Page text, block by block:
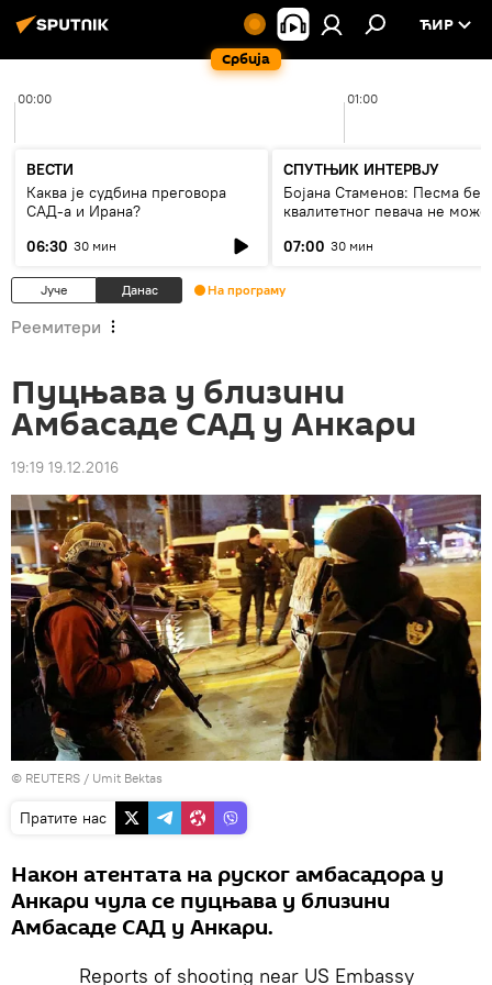
Србија
ЋИР
00:00 01:00
ВЕСТИ
Каква је судбина преговора
САД-а и Ирана?
06:30 30 мин
СПУТЊИК ИНТЕРВЈУ
Бојана Стаменов: Песма без
квалитетног певача не може
07:00 30 мин
Јуче Данас На програму
Реемитери
Пуцњава у близини
Амбасаде САД у Анкари
19:19 19.12.2016
© REUTERS / Umit Bektas
Пратите нас
Након атентата на руског амбасадора у
Анкари чула се пуцњава у близини
Амбасаде САД у Анкари.
Reports of shooting near US Embassy